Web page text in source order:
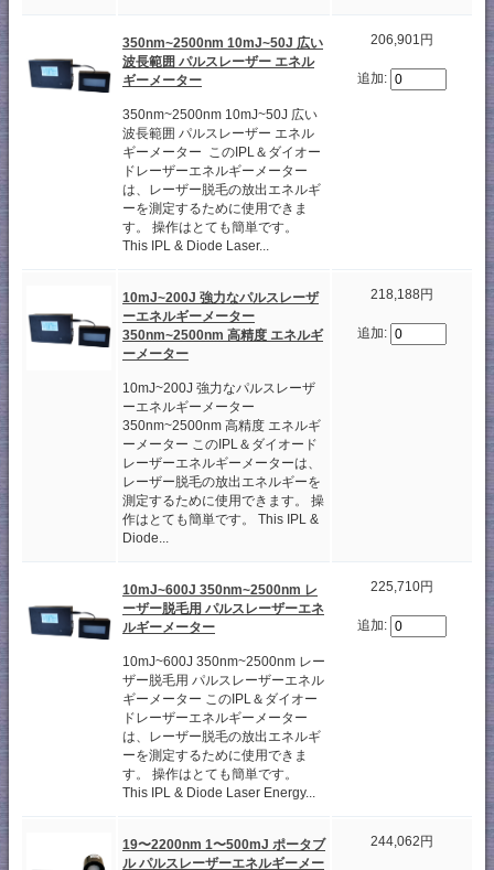
350nm~2500nm 10mJ~50J 広い
波長範囲 パルスレーザー エネル
ギーメーター
350nm~2500nm 10mJ~50J 広い
波長範囲 パルスレーザー エネル
ギーメーター このIPL＆ダイオー
ドレーザーエネルギーメーター
は、レーザー脱毛の放出エネルギ
ーを測定するために使用できま
す。 操作はとても簡単です。
This IPL & Diode Laser...
206,901円
追加:
10mJ~200J 強力なパルスレーザ
ーエネルギーメーター
350nm~2500nm 高精度 エネルギ
ーメーター
10mJ~200J 強力なパルスレーザ
ーエネルギーメーター
350nm~2500nm 高精度 エネルギ
ーメーター このIPL＆ダイオード
レーザーエネルギーメーターは、
レーザー脱毛の放出エネルギーを
測定するために使用できます。 操
作はとても簡単です。 This IPL &
Diode...
218,188円
追加:
10mJ~600J 350nm~2500nm レ
ーザー脱毛用 パルスレーザーエネ
ルギーメーター
10mJ~600J 350nm~2500nm レー
ザー脱毛用 パルスレーザーエネル
ギーメーター このIPL＆ダイオー
ドレーザーエネルギーメーター
は、レーザー脱毛の放出エネルギ
ーを測定するために使用できま
す。 操作はとても簡単です。
This IPL & Diode Laser Energy...
225,710円
追加:
19〜2200nm 1〜500mJ ポータブ
ル パルスレーザーエネルギーメー
244,062円